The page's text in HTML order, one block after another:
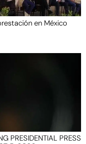
en México
PRESIDENTIAL PRESS